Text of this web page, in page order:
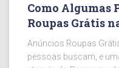
Como Algumas
Roupas Grátis
Anúncios Roupas
pessoas buscam, e